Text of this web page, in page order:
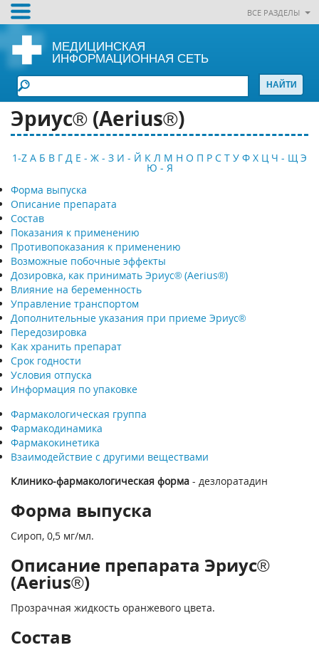
ВСЕ РАЗДЕЛЫ
МЕДИЦИНСКАЯ
ИНФОРМАЦИОННАЯ СЕТЬ
Эриус® (Aerius®)
1-Z А Б В Г Д Е - Ж - З И - Й К Л М Н О П Р С Т У Ф Х Ц Ч - Щ Э
Ю - Я
Форма выпуска
Описание препарата
Состав
Показания к применению
Противопоказания к применению
Возможные побочные эффекты
Дозировка, как принимать Эриус® (Aerius®)
Влияние на беременность
Управление транспортом
Дополнительные указания при приеме Эриус®
Передозировка
Как хранить препарат
Срок годности
Условия отпуска
Информация по упаковке
Фармакологическая группа
Фармакодинамика
Фармакокинетика
Взаимодействие с другими веществами
Клинико-фармакологическая форма - дезлоратадин
Форма выпуска
Сироп, 0,5 мг/мл.
Описание препарата Эриус®
(Aerius®)
Прозрачная жидкость оранжевого цвета.
Состав